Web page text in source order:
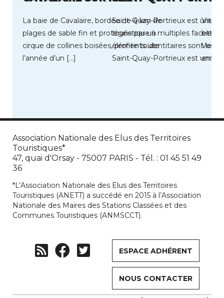
La baie de Cavalaire, bordée de 4 km de
plages de sable fin et protégée par un
cirque de collines boisées, profite toute
l’année d’un […]
Saint-Quay-Portrieux est une
touristique à multiples facettes
éléments identitaires sont les
Saint-Quay-Portrieux est une
Vittel
Association Nationale des Elus des Territoires
Touristiques*
47, quai d'Orsay - 75007 PARIS - Tél. : 01 45 51 49
36
*L’Association Nationale des Elus des Territoires
Touristiques (ANETT) a succédé en 2015 à l’Association
Nationale des Maires des Stations Classées et des
Communes Touristiques (ANMSCCT).
ESPACE ADHÉRENT
NOUS CONTACTER